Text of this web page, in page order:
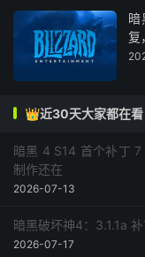
暗
复
👑近30天大家都在看
暗黑 4 S14 首个补丁
制作还在
2026-07-13
暗黑破坏神4：3.1.1a
2026-07-17